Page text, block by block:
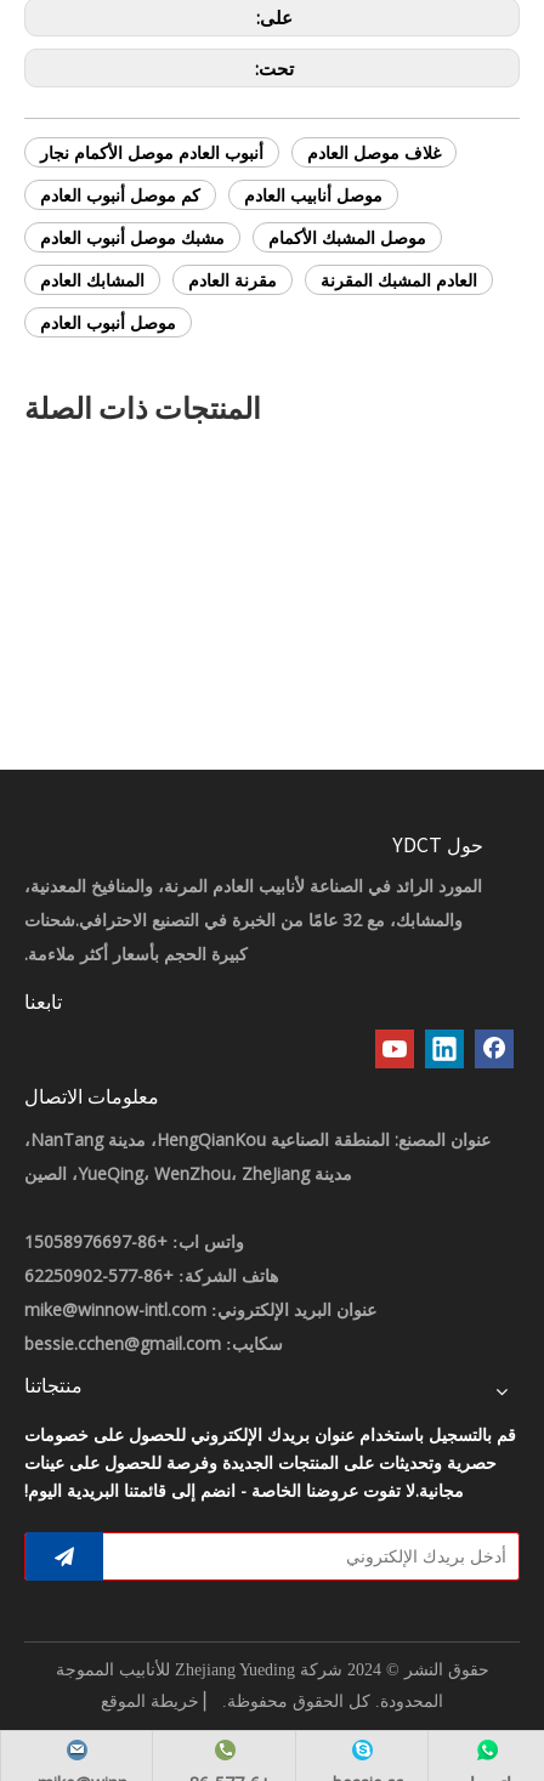
على:
تحت:
أنبوب العادم موصل الأكمام نجار
غلاف موصل العادم
كم موصل أنبوب العادم
موصل أنابيب العادم
مشبك موصل أنبوب العادم
موصل المشبك الأكمام
المشابك العادم
مقرنة العادم
العادم المشبك المقرنة
موصل أنبوب العادم
المنتجات ذات الصلة
حول YDCT
المورد الرائد في الصناعة لأنابيب العادم المرنة، والمنافيخ المعدنية،
والمشابك، مع 32 عامًا من الخبرة في التصنيع الاحترافي.شحنات
كبيرة الحجم بأسعار أكثر ملاءمة.
تابعنا
معلومات الاتصال
عنوان المصنع: المنطقة الصناعية HengQianKou، مدينة NanTang،
مدينة YueQing، WenZhou، ZheJiang، الصين
واتس اب: +86-15058976697
هاتف الشركة: +86-577-62250902
عنوان البريد الإلكتروني: mike@winnow-intl.com
سكايب: bessie.cchen@gmail.com
منتجاتنا
قم بالتسجيل باستخدام عنوان بريدك الإلكتروني للحصول على خصومات
حصرية وتحديثات على المنتجات الجديدة وفرصة للحصول على عينات
مجانية.لا تفوت عروضنا الخاصة - انضم إلى قائمتنا البريدية اليوم!
حقوق النشر © 2024 شركة Zhejiang Yueding للأنابيب المموجة
المحدودة. كل الحقوق محفوظة. خريطة الموقع